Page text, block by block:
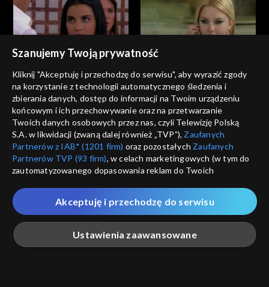
odc. 290
odc. 289
Zbuntowani
Zbuntowani
Szanujemy Twoją prywatność
Kliknij "Akceptuję i przechodzę do serwisu", aby wyrazić zgody
na korzystanie z technologii automatycznego śledzenia i
zbierania danych, dostęp do informacji na Twoim urządzeniu
końcowym i ich przechowywanie oraz na przetwarzanie
Twoich danych osobowych przez nas, czyli Telewizję Polską
S.A. w likwidacji (zwaną dalej również „TVP”), Zaufanych
Partnerów z IAB* (1201 firm) oraz pozostałych Zaufanych
Partnerów TVP (93 firm), w celach marketingowych (w tym do
zautomatyzowanego dopasowania reklam do Twoich
które wskazujemy poniżej, a także zgody na udostępnianie
przez nas identyfikatora PPID do Google.
Twoje dane osobowe zbierane podczas odwiedzania przez
Ciebie naszych
poszczególnych serwisówzwanych dalej
„Portalem”, w tym informacje zapisywane za pomocą
Ustawienia zaawansowane
Akceptuję i przechodzę do serwisu